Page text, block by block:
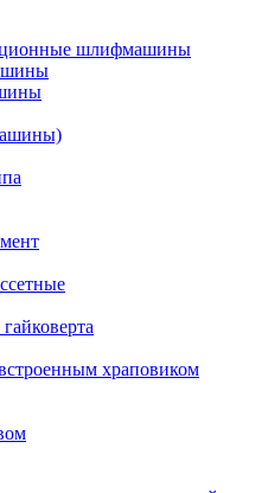
шлифмашины
храповиком